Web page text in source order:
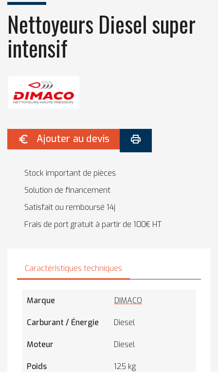
Nettoyeurs Diesel super
intensif
 Ajouter au devis 
Stock important de pièces
Solution de financement
Satisfait ou remboursé 14j
Frais de port gratuit à partir de 100€ HT
Caractéristiques techniques
Marque DIMACO
Carburant / Énergie Diesel
Moteur Diesel
Poids 125 kg